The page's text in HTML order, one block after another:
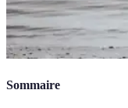
Sommaire